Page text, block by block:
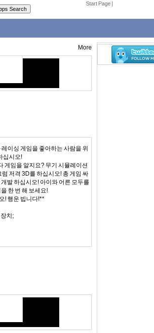
Start Page |
More
이싱 게임을 좋아하는 사람을 위
십시오!
게임을 알지요? 무기 시뮬레이션
저격 3D를 하십시오! 총 게임 싸
발 하십시오! 아이와 어른 모두를
한 번 해 보세요!
! 행운 빕니다!**
치;